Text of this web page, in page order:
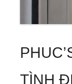
TÌNH